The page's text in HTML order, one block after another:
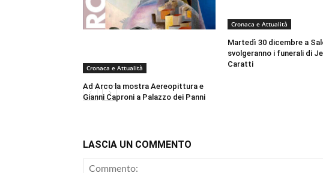
Cronaca e Attualità
Ad Arco la mostra Aereopittura e
Gianni Caproni a Palazzo dei Panni
Cronaca e Attualità
Martedì 30 dicembre a
svolgeranno i funerali di
Caratti
LASCIA UN COMMENTO